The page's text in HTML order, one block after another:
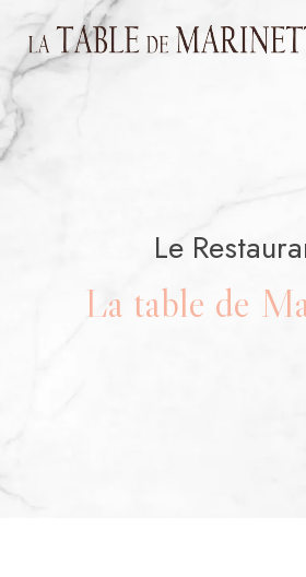
Le
La table de